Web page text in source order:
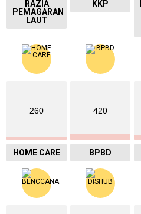
RAZIA
PEMAGARAN
LAUT
KKP
260
HOME CARE
420
BPBD